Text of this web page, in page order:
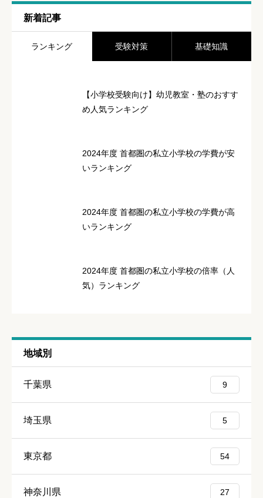
口コミのタイトル
個人が特定できる内容や差別的な発言などは口コミではありませ
んので、そういった口コミは管理人が削除、修正致しますので、
予めご了承ください。
新着記事
ランキング 受験対策 基礎知識
【小学校受験向け】幼児教室・塾のおすす
め人気ランキング
2024年度 首都圏の私立小学校の学費が安
いランキング
2024年度 首都圏の私立小学校の学費が高
いランキング
2024年度 首都圏の私立小学校の倍率（人
気）ランキング
地域別
千葉県 9
埼玉県 5
東京都 54
神奈川県 27